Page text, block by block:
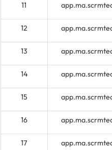
11
12
13
14
15
16
17